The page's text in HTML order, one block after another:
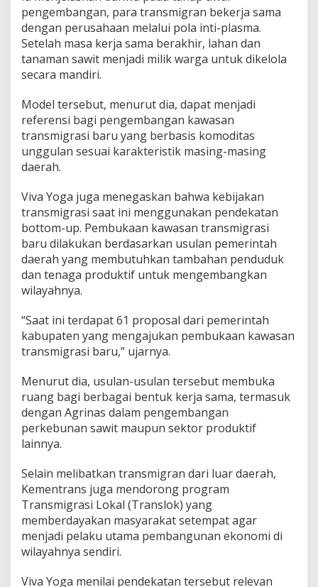
pengembangan, para transmigran bekerja sama
dengan perusahaan melalui pola inti-plasma.
Setelah masa kerja sama berakhir, lahan dan
tanaman sawit menjadi milik warga untuk dikelola
secara mandiri.
Model tersebut, menurut dia, dapat menjadi
referensi bagi pengembangan kawasan
transmigrasi baru yang berbasis komoditas
unggulan sesuai karakteristik masing-masing
daerah.
Viva Yoga juga menegaskan bahwa kebijakan
transmigrasi saat ini menggunakan pendekatan
bottom-up. Pembukaan kawasan transmigrasi
baru dilakukan berdasarkan usulan pemerintah
daerah yang membutuhkan tambahan penduduk
dan tenaga produktif untuk mengembangkan
wilayahnya.
“Saat ini terdapat 61 proposal dari pemerintah
kabupaten yang mengajukan pembukaan kawasan
transmigrasi baru,” ujarnya.
Menurut dia, usulan-usulan tersebut membuka
ruang bagi berbagai bentuk kerja sama, termasuk
dengan Agrinas dalam pengembangan
perkebunan sawit maupun sektor produktif
lainnya.
Selain melibatkan transmigran dari luar daerah,
Kementrans juga mendorong program
Transmigrasi Lokal (Translok) yang
memberdayakan masyarakat setempat agar
menjadi pelaku utama pembangunan ekonomi di
wilayahnya sendiri.
Viva Yoga menilai pendekatan tersebut relevan